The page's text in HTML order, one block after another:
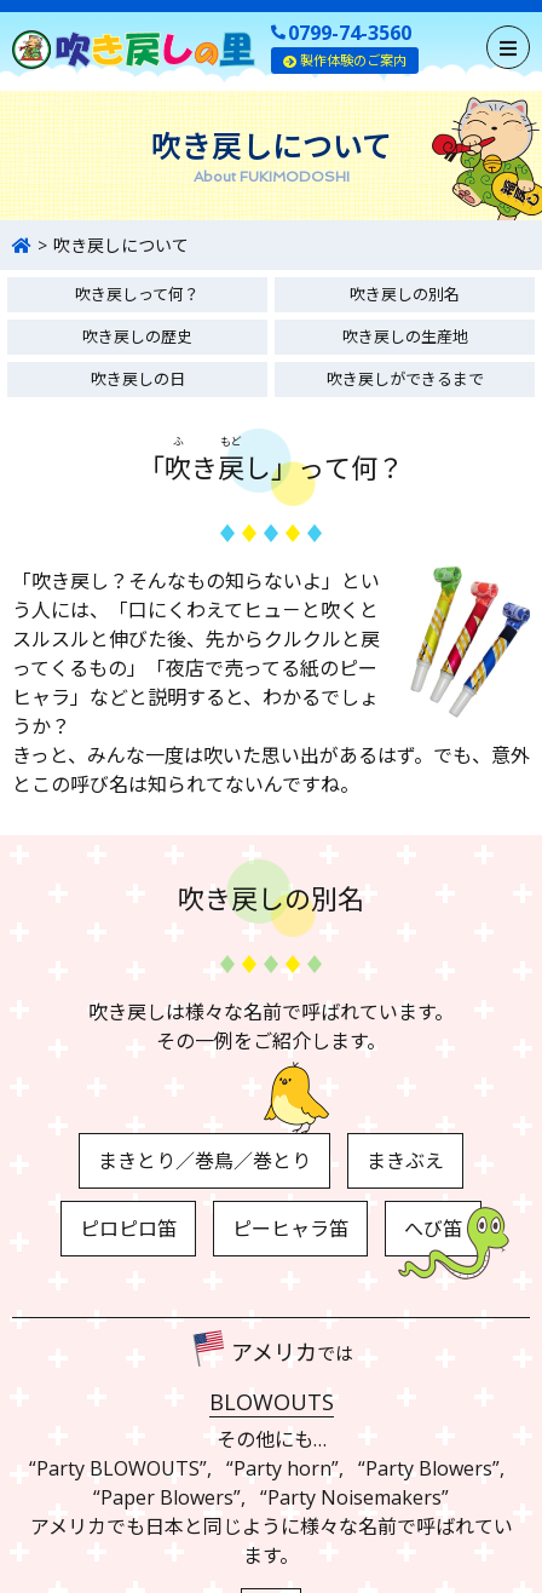
0799-74-3560
製作体験のご案内
吹き戻しについて
About FUKIMODOSHI
吹き戻しについて
吹き戻しって何？
吹き戻しの別名
吹き戻しの歴史
吹き戻しの生産地
吹き戻しの日
吹き戻しができるまで
「吹
ふ
き戻
もど
し」って何？
「吹き戻し？そんなもの知らないよ」とい
う人には、
「口にくわえてヒュ－と吹くと
スルスルと伸びた後、先からクルクルと戻
ってくるもの」
「夜店で売ってる紙のピー
ヒャラ」などと説明すると、わかるでしょ
うか？
きっと、みんな一度は吹いた思い出があるはず。でも、意外
とこの呼び名は知られてないんですね。
吹き戻しの別名
吹き戻しは様々な名前で呼ばれています。
その一例をご紹介します。
まきとり／巻鳥／巻とり まきぶえ
ピロピロ笛 ピーヒャラ笛 へび笛
アメリカでは
BLOWOUTS
その他にも…
“Party BLOWOUTS”, “Party horn”, “Party Blowers”,
“Paper Blowers”, “Party Noisemakers”
アメリカでも日本と同じように様々な名前で呼ばれてい
ます。